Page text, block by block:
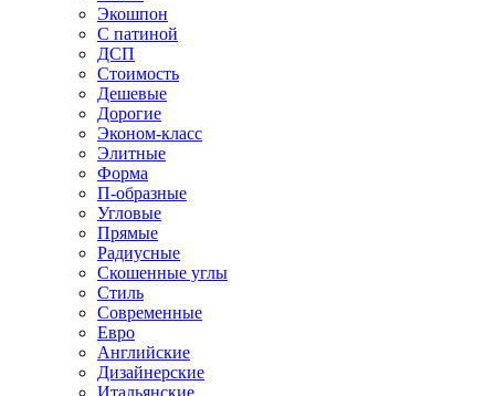
Экошпон
С патиной
ДСП
Стоимость
Дешевые
Дорогие
Эконом-класс
Элитные
Форма
П-образные
Угловые
Прямые
Радиусные
Скошенные углы
Стиль
Современные
Евро
Английские
Дизайнерские
Итальянские